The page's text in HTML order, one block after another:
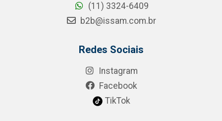
(11) 3324-6409
b2b@issam.com.br
Redes Sociais
Instagram
Facebook
TikTok